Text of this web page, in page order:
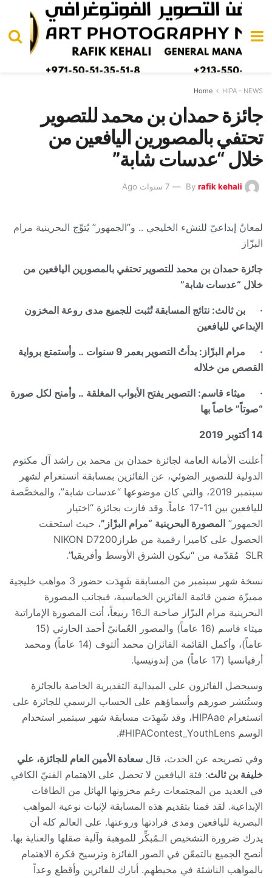
Home HIPA - NEWS
جائزة حمدان بن محمد للتصوير
تحتفي بالمصورين اليافعين من
خلال “عدسات شابة”
By rafik kehali 7 سنوات Ago
لمعانٌ إبداعيّ للنشء الخليجي .. و”الجمهور” يُتوِّج البحرينية مرام
البزّاز
جائزة حمدان بن محمد للتصوير تحتفي بالمصورين اليافعين من
خلال “عدسات شابة”
· بن ثالث: نتائج المسابقة تُثبت للجميع مدى روعة المخزون
الإبداعي لليافعين
·
مرام البزّاز: بدأتُ التصوير بعمر 9 سنوات .. وأستمتع برواية
القصص من خلاله
· ميثاء قاسم: التصوير يفتح الأبواب المغلقة .. وأمنح لكل صورة
“صوتاً” خاصاً بها
14 أكتوبر 2019
أعلنت الأمانة العامة لجائزة حمدان بن محمد بن راشد آل مكتوم
الدولية للتصوير الضوئي، عن الفائزين بمسابقة انستغرام لشهر
سبتمبر 2019، والتي كان موضوعها “عدسات شابة”، والمخصَّصة
لليافعين بين 11-17 عاماً. وقد فازت بجائزة “اختيار
الجمهور” المصورة البحرينية “مرام البزّاز”، حيث استحقت
الحصول على كاميرا رقمية من طرازNIKON D7200
SLR مُقدّمة من “نيكون الشرق الأوسط وأفريقيا”.
نسخة شهر سبتمبر من المسابقة شَهِدَت حضور 3 مواهب خليجية
مميزّة ضمن قائمة الفائزين الخماسية، فبجانب المصورة
البحرينية مرام البزّاز صاحبة الـ16 ربيعاً، أتت المصورة الإماراتية
ميثاء قاسم (16 عاماً) والمصور العُمانيّ أحمد الحارثي (15
عاماً)، وأكمل القائمة الفائزان محمد ألتوف (14 عاماً) ومحمد
أرفيانسيا (17 عاماً) من إندونيسيا.
وسيحصل الفائزون على الميدالية التقديرية الخاصة بالجائزة
وستُنشر صورهم وأسماؤهم على الحساب الرسمي للجائزة على
انستغرام HIPAae، وقد شَهِدَت مسابقة شهر سبتمبر استخدام
الوسم HIPAContest_YouthLens#.
وفي تصريحه عن الحدث، قال سعادة الأمين العام للجائزة، علي
خليفة بن ثالث: فئة اليافعين لا تحصل على الاهتمام الفنيّ الكافي
في العديد من المجتمعات رغم مخزونها الهائل من الطاقات
الإبداعية. لقد قمنا بتقديم هذه المسابقة لإثبات نوعية المواهب
البصرية لليافعين ومدى فرادتها وروعتها. على العالم كله أن
يدرك ضرورة التشخيص الـمُبكِّر للموهبة وآلية صقلها والعناية بها.
أنصح الجميع بالتمعّن في الصور الفائزة وترسيخ فكرة الاهتمام
بالمواهب الناشئة في محيطهم. أبارك للفائزين وأقطع وعداً